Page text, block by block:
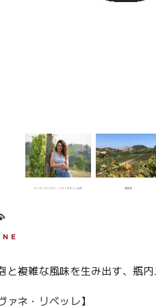
と複雑な風味を生み出す、瓶
ァネ・リベッレ】